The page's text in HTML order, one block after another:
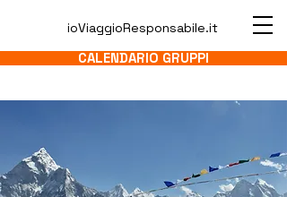
ioViaggioResponsabile.it
CALENDARIO GRUPPI